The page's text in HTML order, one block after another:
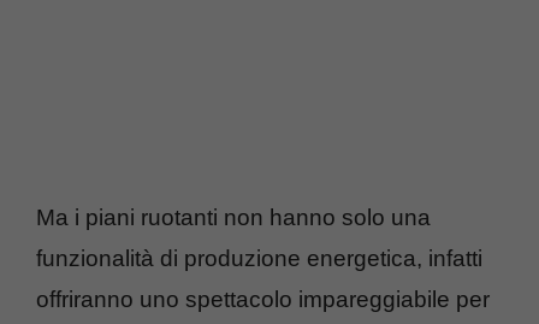
Ma i piani ruotanti non hanno solo una
funzionalità di produzione energetica, infatti
offriranno uno spettacolo impareggiabile per